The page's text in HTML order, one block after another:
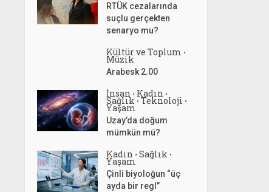
RTÜK cezalarında
suçlu gerçekten
senaryo mu?
Kültür ve Toplum •
Müzik
Arabesk 2.00
İnsan • Kadın •
Sağlık • Teknoloji •
Yaşam
Uzay’da doğum
mümkün mü?
Kadın • Sağlık •
Yaşam
Çinli biyoloğun “üç
ayda bir regl”